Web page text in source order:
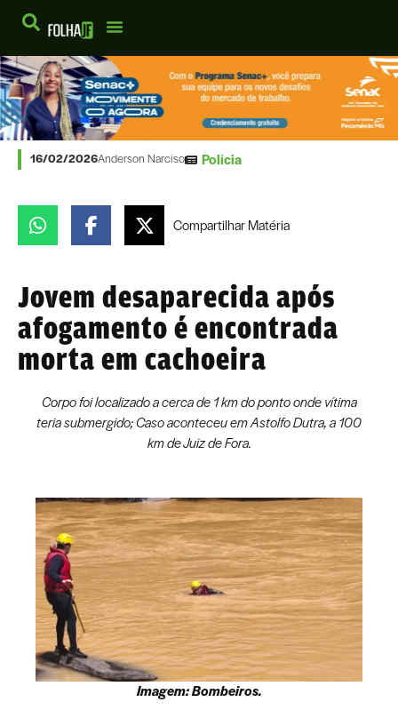
16/02/2026Anderson Narciso Polícia
CompartilharMatéria
Jovem desaparecida após
afogamento é encontrada
morta em cachoeira
Corpo foi localizado a cerca de 1 km do ponto onde vítima
teria submergido; Caso aconteceu em Astolfo Dutra, a 100
km de Juiz de Fora.
Imagem: Bombeiros.